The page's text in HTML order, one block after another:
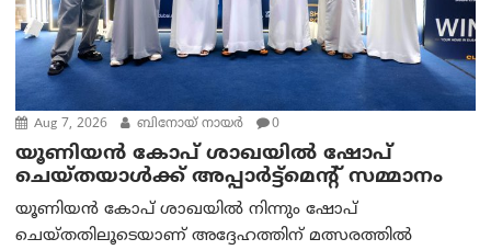
Aug 7, 2026 ബിനോയ് നായര്‍ 0
യൂണിയൻ കോപ് ശാഖയിൽ ഷോപ്
ചെയ്തയാൾക്ക് അപ്പാർട്ട്മെന്റ് സമ്മാനം
യൂണിയൻ കോപ് ശാഖയിൽ നിന്നും ഷോപ്
ചെയ്തതിലൂടെയാണ് അദ്ദേഹത്തിന് മത്സരത്തിൽ